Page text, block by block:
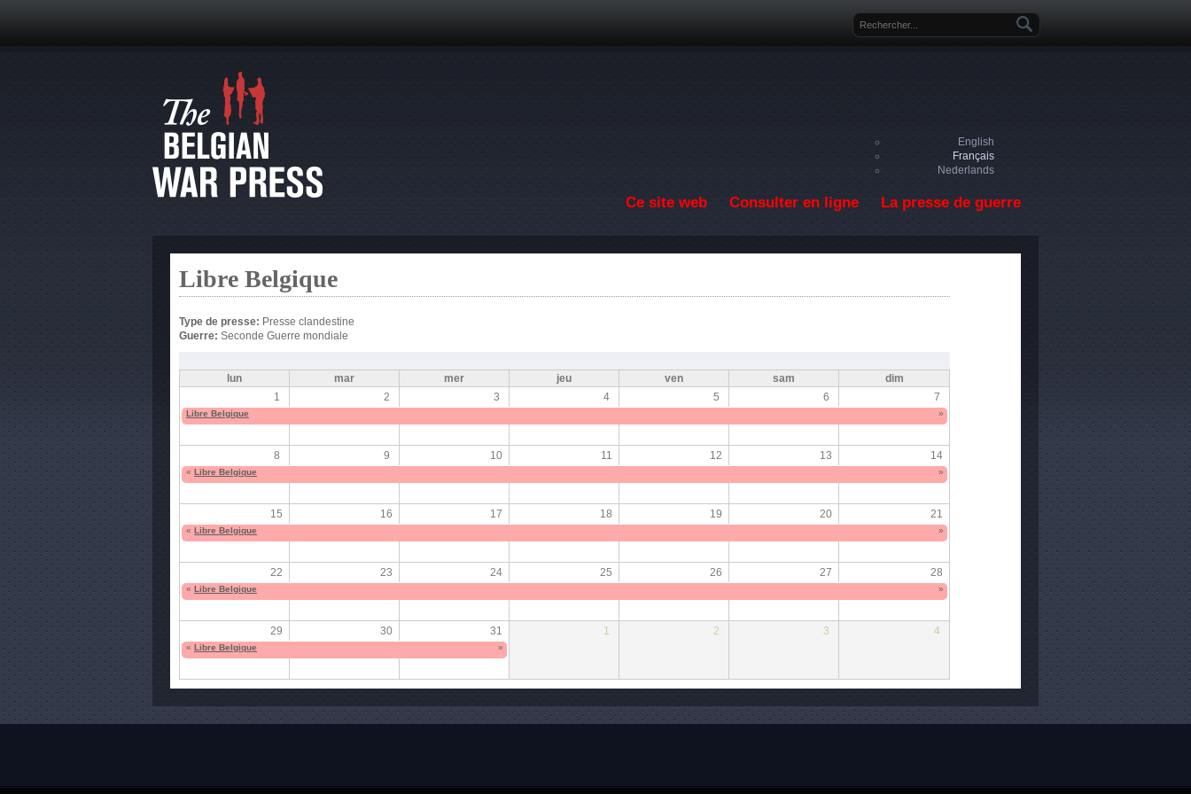
Formulaire de recherche
English
Français
Nederlands
Ce site web Consulter en ligne La presse de guerre
Libre Belgique
Type de presse: Presse clandestine
Guerre: Seconde Guerre mondiale
lun mar mer jeu ven sam
dim
1
2 3 4 5 6 7
Libre Belgique »
8 9 10 11 12 13 14
« Libre Belgique »
15 16 17 18 19 20 21
« Libre Belgique »
22 23 24 25 26 27 28
« Libre Belgique »
29 30 31 1 2 3 4
« Libre Belgique »